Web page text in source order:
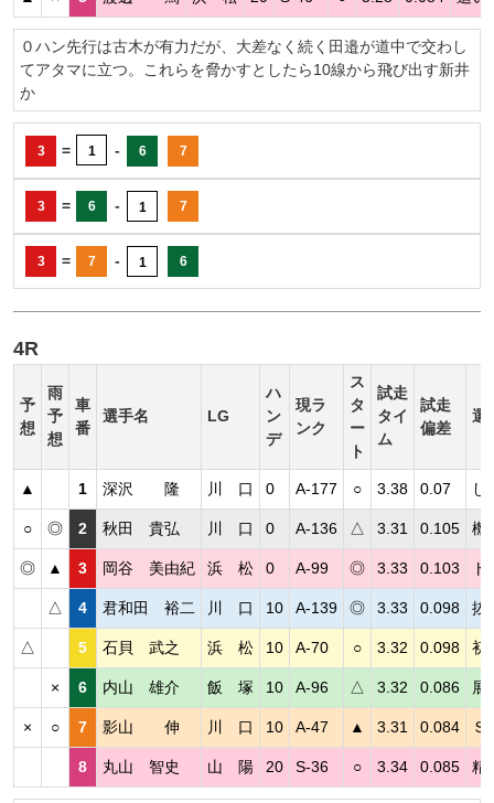
０ハン先行は古木が有力だが、大差なく続く田邉が道中で交わし
てアタマに立つ。これらを脅かすとしたら10線から飛び出す新井
か
3 = 1 - 6 7
3 = 6 - 1 7
3 = 7 - 1 6
4R
予
想
雨
予
想
車
番
選手名 LG
ハ
ン
デ
現ラ
ンク
ス
タ
ー
ト
試走
タイ
ム
試走
偏差
選
▲ 1 深沢 隆 川 口 0 A-177 ○ 3.38 0.07 し
○ ◎ 2 秋田 貴弘 川 口 0 A-136 △ 3.31 0.105 機
◎ ▲ 3 岡谷 美由紀 浜 松 0 A-99 ◎ 3.33 0.103
△ 4 君和田 裕二 川 口 10 A-139 ◎ 3.33 0.098 抜
△ 5 石貝 武之 浜 松 10 A-70 ○ 3.32 0.098 初
× 6 内山 雄介 飯 塚 10 A-96 △ 3.32 0.086 展
× ○ 7 影山 伸 川 口 10 A-47 ▲ 3.31 0.084 Ｓ
8 丸山 智史 山 陽 20 S-36 ○ 3.34 0.085 精